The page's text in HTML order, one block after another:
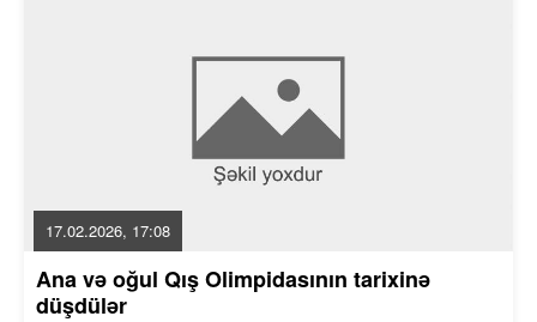
17.02.2026, 17:08
Ana və oğul Qış Olimpidasının tarixinə
düşdülər